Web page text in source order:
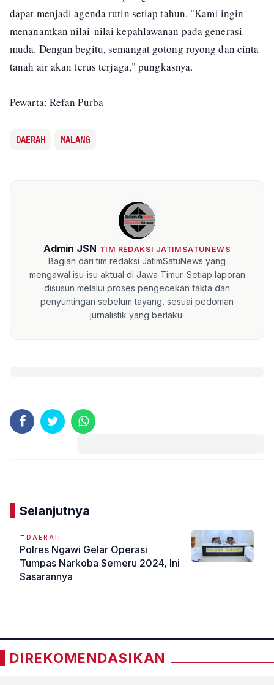
dapat menjadi agenda rutin setiap tahun. "Kami ingin
menanamkan nilai-nilai kepahlawanan pada generasi
muda. Dengan begitu, semangat gotong royong dan cinta
tanah air akan terus terjaga," pungkasnya.
Pewarta: Refan Purba
DAERAH MALANG
Admin JSN TIM REDAKSI JATIMSATUNEWS
Bagian dari tim redaksi JatimSatuNews yang
mengawal isu-isu aktual di Jawa Timur. Setiap laporan
disusun melalui proses pengecekan fakta dan
penyuntingan sebelum tayang, sesuai pedoman
jurnalistik yang berlaku.
Selanjutnya
DAERAH
Polres Ngawi Gelar Operasi
Tumpas Narkoba Semeru 2024, Ini
Sasarannya
DIREKOMENDASIKAN